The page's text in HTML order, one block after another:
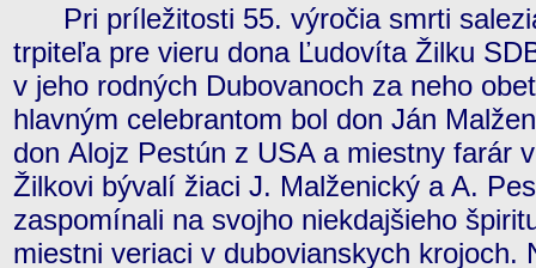
Pri príležitosti 55. výročia smrti
trpiteľa pre vieru dona Ľudovíta Žilku
v jeho rodných Dubovanoch za neho
hlavným celebrantom bol don Ján
don Alojz Pestún z USA a miestny farár
Žilkovi bývalí žiaci J. Malženický a A.
zaspomínali na svojho niekdajšieho
miestni veriaci v dubovianskych krojoch.